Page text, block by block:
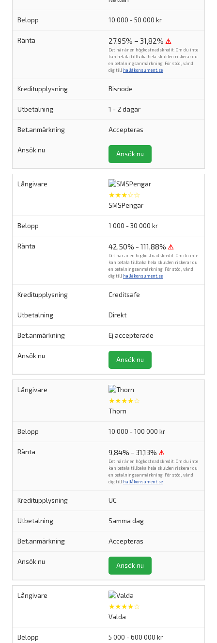
10 000 - 50 000 kr
27,95% – 31,82% ⚠
Det här är en högkostnadskredit. Om du inte
kan betala tillbaka hela skulden riskerar du
en betalningsanmärkning. För stöd, vänd
dig till hallåkonsument.se
Bisnode
1 - 2 dagar
Accepteras
Ansök nu
★★★☆☆
SMSPengar
1 000 - 30 000 kr
42,50% - 111,88% ⚠
Det här är en högkostnadskredit. Om du inte
kan betala tillbaka hela skulden riskerar du
en betalningsanmärkning. För stöd, vänd
dig till hallåkonsument.se
Creditsafe
Direkt
Ej accepterade
Ansök nu
★★★★☆
Thorn
10 000 - 100 000 kr
9,84% - 31,13% ⚠
Det här är en högkostnadskredit. Om du inte
kan betala tillbaka hela skulden riskerar du
en betalningsanmärkning. För stöd, vänd
dig till hallåkonsument.se
UC
Samma dag
Accepteras
Ansök nu
★★★★☆
Valda
5 000 - 600 000 kr